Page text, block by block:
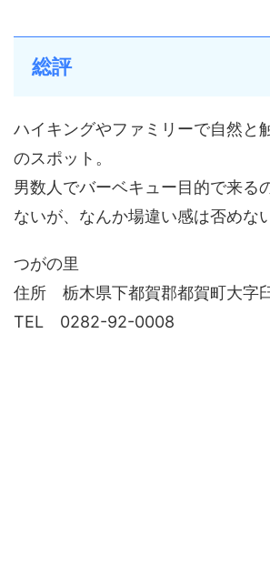
総評
ハイキングやファミリーで自然と
のスポット。
男数人でバーベキュー目的で来る
ないが、なんか場違い感は否めない
つがの里
住所 栃木県下都賀郡都賀町大字
TEL 0282-92-0008